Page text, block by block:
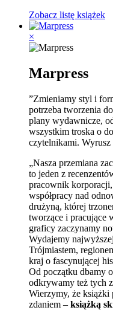
Zobacz listę książek
×
Marpress
”Zmieniamy styl i
potrzeba tworzenia
plany wydawnicze,
wszystkim troska o
czytelnikami.
„Nasza przemiana
to jeden z
pracownik
współpracy nad
drużyną, której
tworzące i pracujące
graficy zaczynamy
Wydajemy
Trójmiastem,
kraj o fascynującej
Od początku dbamy
odkrywamy też tych
Wierzymy, że
zdaniem – książką